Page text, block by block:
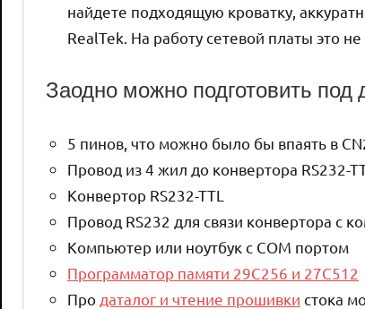
найдете подходящую кроватку,
RealTek. На работу сетевой платы это не
Заодно можно подготовить под
5 пинов, что можно было бы впаять в
Провод из 4 жил до конвертора RS232-
Конвертор RS232-TTL
Провод RS232 для связи конвертора с
Компьютер или ноутбук с COM портом
Программатор памяти 29C256 и 27C512
Про даталог и чтение прошивки стока